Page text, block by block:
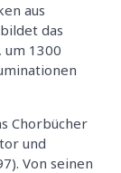
aus
das
1300
Chorbücher
und
Von seinen